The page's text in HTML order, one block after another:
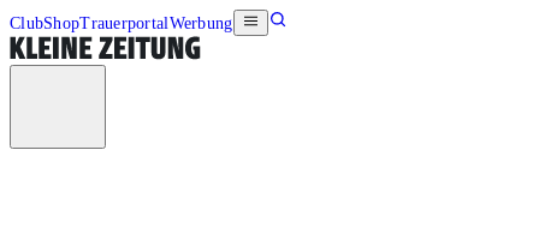
ClubShopTrauerportalWerbung